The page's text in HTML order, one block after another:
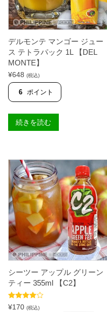
ル
2
2
m
l
デルモンテ マンゴー ジュー
ス テトラパック 1L 【DEL
MONTE】
¥648 (税込)
6 ポイント
続きを読む
シーツー アップル グリーン
ティー 355ml 【C2】
5段階中
¥170 (税込)